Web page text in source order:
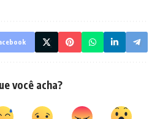
você acha?